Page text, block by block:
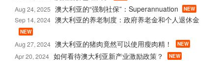
Aug 24, 2025 澳大利亚的“强制社保”：Superannuation NEW
Sep 14, 2024 澳大利亚的养老制度：政府养老金和个人退休金
NEW
Aug 27, 2024 澳大利亚的猪肉竟然可以使用瘦肉精！ NEW
Apr 20, 2024 如何看待澳大利亚新产业激励政策？ NEW